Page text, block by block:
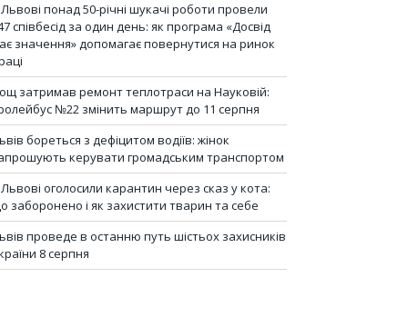
понад 50-річні шукачі роботи провели
співбесід за один день: як програма «Досвід
значення» допомагає повернутися на ринок
затримав ремонт теплотраси на Науковій:
№22 змінить маршрут до 11 серпня
бореться з дефіцитом водіїв: жінок
керувати громадським транспортом
оголосили карантин через сказ у кота:
заборонено і як захистити тварин та себе
проведе в останню путь шістьох захисників
8 серпня